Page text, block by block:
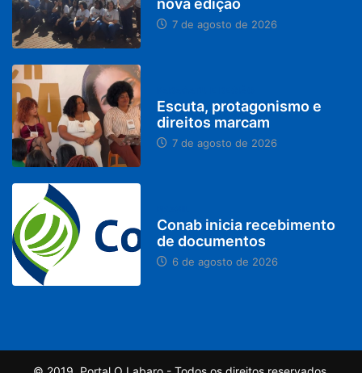
7 de agosto de 2026
Escuta, protagonismo e
direitos marcam
7 de agosto de 2026
Conab inicia recebimento
de documentos
6 de agosto de 2026